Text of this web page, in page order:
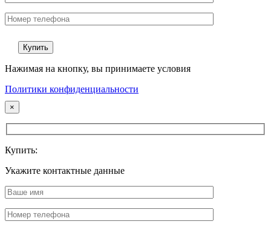
Нажимая на кнопку, вы принимаете условия
Политики конфиденциальности
×
Купить:
Укажите контактные данные